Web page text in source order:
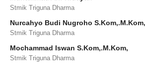
Stmik Triguna Dharma
Nurcahyo Budi Nugroho S.Kom,.M.Kom,
Stmik Triguna Dharma
Mochammad Iswan S.Kom,.M.Kom,
Stmik Triguna Dharma